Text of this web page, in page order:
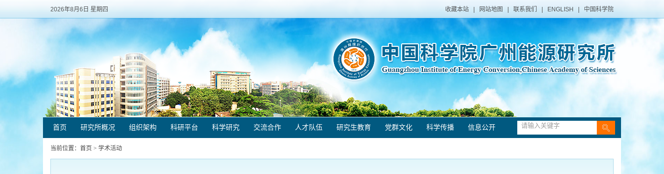
2026年8月6日 星期四 收藏本站 网站地图 联系我们 ENGLISH 中国科学院
首页 研究所概况 组织架构 科研平台 科学研究 交流合作 人才队伍 研究生教育 党群文化 科学传播 信息公开
当前位置： 首页 > 学术活动